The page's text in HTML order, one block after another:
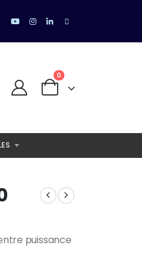
0
puissance